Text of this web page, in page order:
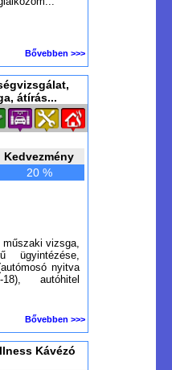
Bővebben >>>
átírás...
Kedvezmény
20 %
műszaki vizsga,
ügyintézése,
nyitva
autóhitel
Bővebben >>>
Kávézó